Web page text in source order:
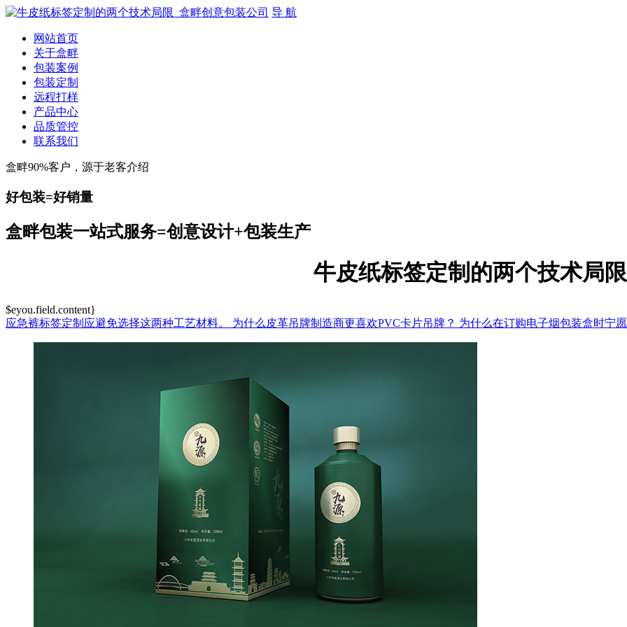
导 航
网站首页
关于盒畔
包装案例
包装定制
远程打样
产品中心
品质管控
联系我们
盒畔90%客户，源于老客介绍
好包装=好销量
盒畔包装一站式服务=创意设计+包装生产
牛皮纸标签定制的两个技术局限
$eyou.field.content}
应急裤标签定制应避免选择这两种工艺材料。 为什么皮革吊牌制造商更喜欢PVC卡片吊牌？ 为什么在订购电子烟包装盒时宁